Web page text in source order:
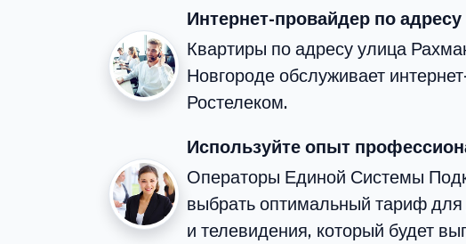
Интернет-провайдер по адресу
Квартиры по адресу улица
Новгороде обслуживает
Ростелеком.
Используйте опыт
Операторы Единой Системы
выбрать оптимальный тариф
и телевидения, который будет